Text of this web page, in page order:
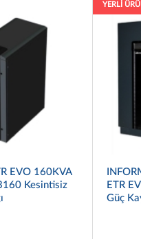
EVO 160KVA
Kesintisiz
YERLİ
ETR
Güç